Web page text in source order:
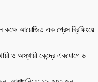
কক্ষে আয়োজিত এক প্রেস ব্রিফিংয়ে
ও অস্থায়ী কেন্দ্রে একযোগে ৬